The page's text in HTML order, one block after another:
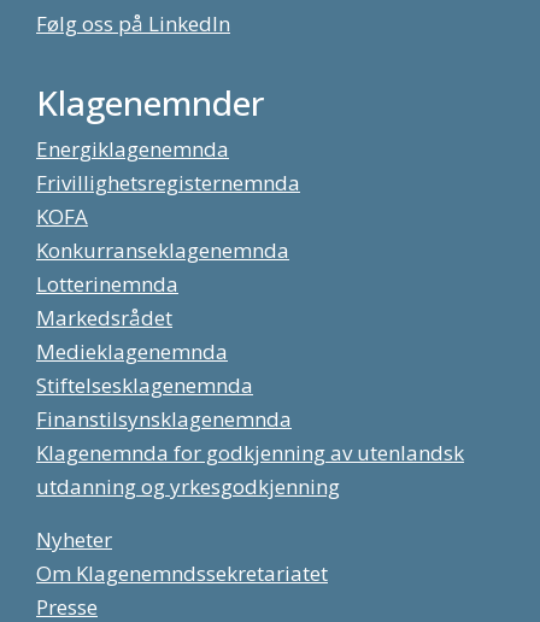
Følg oss på LinkedIn
Klagenemnder
Energiklagenemnda
Frivillighetsregisternemnda
KOFA
Konkurranseklagenemnda
Lotterinemnda
Markedsrådet
Medieklagenemnda
Stiftelsesklagenemnda
Finanstilsynsklagenemnda
Klagenemnda for godkjenning av utenlandsk
utdanning og yrkesgodkjenning
Nyheter
Om Klagenemndssekretariatet
Presse